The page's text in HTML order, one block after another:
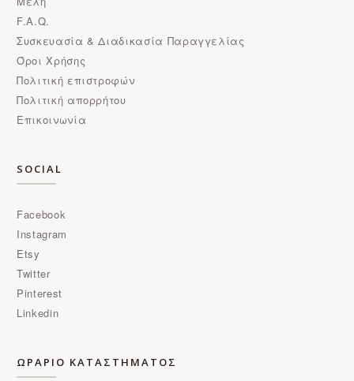
F.A.Q.
Συσκευασία & Διαδικασία Παραγγελίας
Όροι Χρήσης
Πολιτική επιστροφών
Πολιτική απορρήτου
Επικοινωνία
SOCIAL
Facebook
Instagram
Etsy
Twitter
Pinterest
Linkedin
ΩΡΑΡΙΟ ΚΑΤΑΣΤΗΜΑΤΟΣ